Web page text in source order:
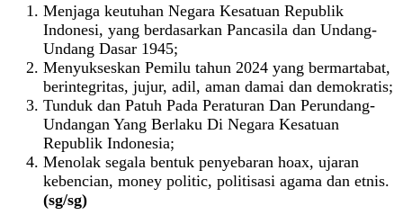
Menjaga keutuhan Negara Kesatuan Republik
Indonesi, yang berdasarkan Pancasila dan Undang-
Undang Dasar 1945;
Menyukseskan Pemilu tahun 2024 yang bermartabat,
berintegritas, jujur, adil, aman damai dan demokratis;
Tunduk dan Patuh Pada Peraturan Dan Perundang-
Undangan Yang Berlaku Di Negara Kesatuan
Republik Indonesia;
Menolak segala bentuk penyebaran hoax, ujaran
kebencian, money politic, politisasi agama dan etnis.
(sg/sg)